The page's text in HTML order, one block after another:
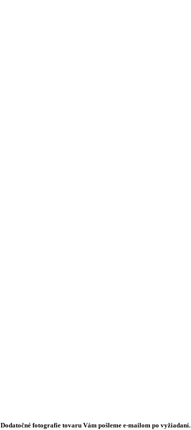
Dodatočné fotografie tovaru Vám pošleme e-mailom po vyžiadaní.